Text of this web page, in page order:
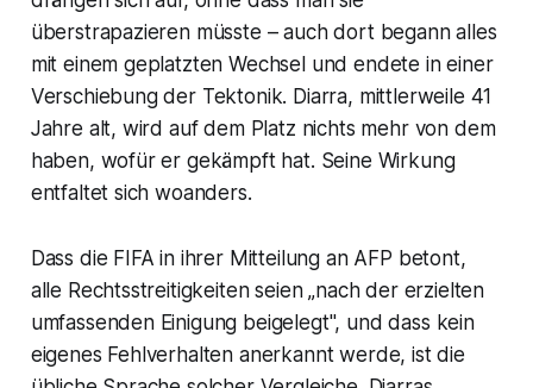
überstrapazieren müsste – auch dort begann alles
mit einem geplatzten Wechsel und endete in einer
Verschiebung der Tektonik. Diarra, mittlerweile 41
Jahre alt, wird auf dem Platz nichts mehr von dem
haben, wofür er gekämpft hat. Seine Wirkung
entfaltet sich woanders.
Dass die FIFA in ihrer Mitteilung an AFP betont,
alle Rechtsstreitigkeiten seien „nach der erzielten
umfassenden Einigung beigelegt", und dass kein
eigenes Fehlverhalten anerkannt werde, ist die